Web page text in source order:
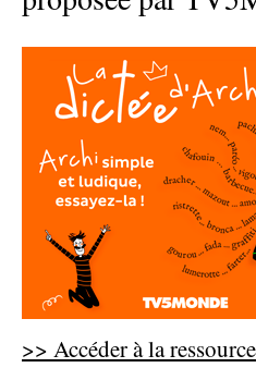
>> Accéder à la ressource